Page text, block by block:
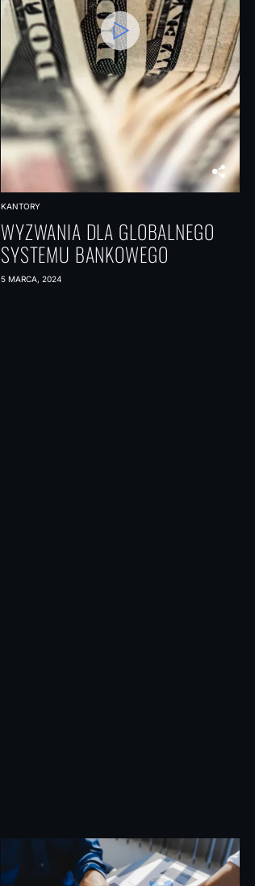
KANTORY
WYZWANIA DLA GLOBALNEGO
SYSTEMU BANKOWEGO
5 MARCA, 2024